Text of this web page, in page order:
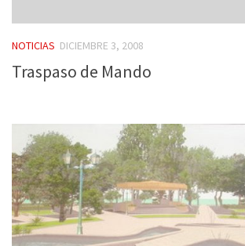
NOTICIAS DICIEMBRE 3, 2008
Traspaso de Mando